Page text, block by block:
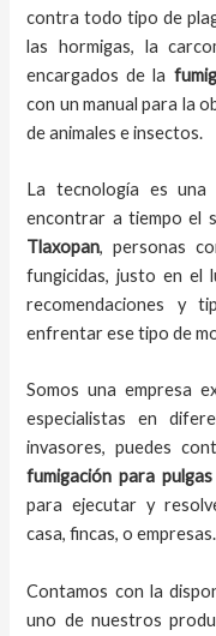
contra todo tipo de
las hormigas, la
encargados de la
con un manual para la
de animales e insectos.
La tecnología es
encontrar a tiempo el
Tlaxopan, personas
fungicidas, justo en el
recomendaciones y
enfrentar ese tipo de
Somos una empresa
especialistas en
invasores, puedes
fumigación para
para ejecutar y
casa, fincas, o empresas.
Contamos con la
uno de nuestros